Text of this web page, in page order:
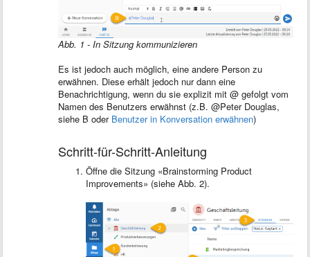
Abb. 1 - In Sitzung kommunizieren
Es ist jedoch auch möglich, eine andere Person zu
erwähnen. Diese erhält jedoch nur dann eine
Benachrichtigung, wenn du sie explizit mit @ gefolgt vom
Namen des Benutzers erwähnst (z.B. @Peter Douglas,
siehe B oder Benutzer in Konversation erwähnen)
Schritt-für-Schritt-Anleitung
Öffne die Sitzung «Brainstorming Product
Improvements» (siehe Abb. 2).